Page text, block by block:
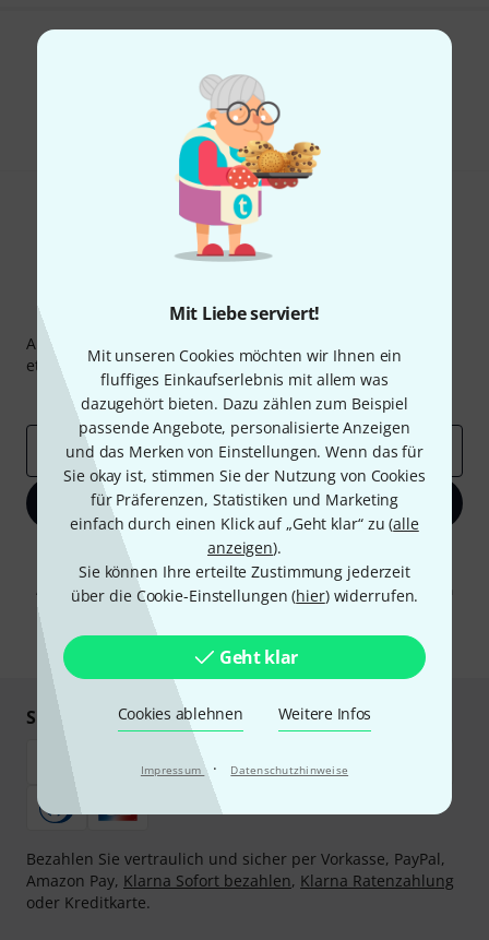
Mit Liebe serviert!
Mit unseren Cookies möchten wir Ihnen ein
fluffiges Einkaufserlebnis mit allem was
dazugehört bieten. Dazu zählen zum Beispiel
passende Angebote, personalisierte Anzeigen
und das Merken von Einstellungen. Wenn das für
Sie okay ist, stimmen Sie der Nutzung von Cookies
für Präferenzen, Statistiken und Marketing
einfach durch einen Klick auf „Geht klar“ zu (alle
anzeigen).
Sie können Ihre erteilte Zustimmung jederzeit
über die Cookie-Einstellungen (hier) widerrufen.
Geht klar
Cookies ablehnen Weitere Infos
Impressum · Datenschutzhinweise
Hilfe & Feedback
Thomann Newsletter
Abonniere den Thomann Newsletter und gewinne mit
etwas Glück einen von50 Gutscheinenüber jeweils
Inspirierende Beiträge
Deals Thomann Insights
E-Mail-Adresse*
Jetzt anmelden
Mit Klick auf „Jetzt anmelden“ stimmen Sie dem Erhalt von E-Mail-
Werbung und einer Messung des E-Mail-Nutzungsverhaltens zu. Die
Abmeldung ist jederzeit möglich. Weitere Informationen finden Sie in
unserenDatenschutzhinweisen
Sicher einkaufen & bezahlen
Bezahlen Sie vertraulich und sicher per Vorkasse, PayPal,
Amazon Pay, Klarna Sofort bezahlen, Klarna Ratenzahlung
oder Kreditkarte.